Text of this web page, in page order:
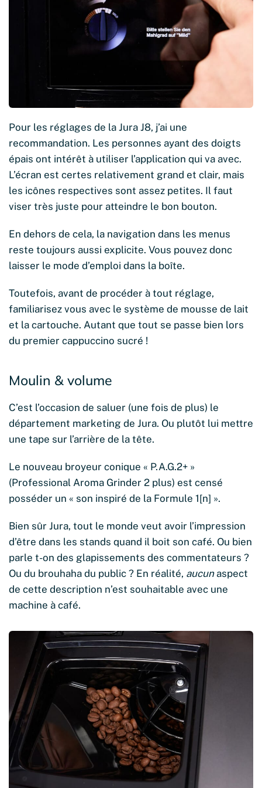
Pour les réglages de la Jura J8, j’ai une
recommandation. Les personnes ayant des doigts
épais ont intérêt à utiliser l’application qui va avec.
L’écran est certes relativement grand et clair, mais
les icônes respectives sont assez petites. Il faut
viser très juste pour atteindre le bon bouton.
En dehors de cela, la navigation dans les menus
reste toujours aussi explicite. Vous pouvez donc
laisser le mode d’emploi dans la boîte.
Toutefois, avant de procéder à tout réglage,
familiarisez vous avec le système de mousse de lait
et la cartouche. Autant que tout se passe bien lors
du premier cappuccino sucré !
Moulin & volume
C’est l’occasion de saluer (une fois de plus) le
département marketing de Jura. Ou plutôt lui mettre
une tape sur l’arrière de la tête.
Le nouveau broyeur conique « P.A.G.2+ »
(Professional Aroma Grinder 2 plus) est censé
posséder un « son inspiré de la Formule 1[n] ».
Bien sûr Jura, tout le monde veut avoir l’impression
d’être dans les stands quand il boit son café. Ou bien
parle t-on des glapissements des commentateurs ?
Ou du brouhaha du public ? En réalité, aucunaspect
de cette description n’est souhaitable avec une
machine à café.